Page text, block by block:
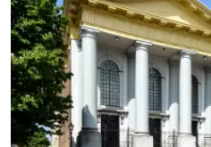
faire
d'intérêt
-
Musées
-
Monuments
-
Moulins